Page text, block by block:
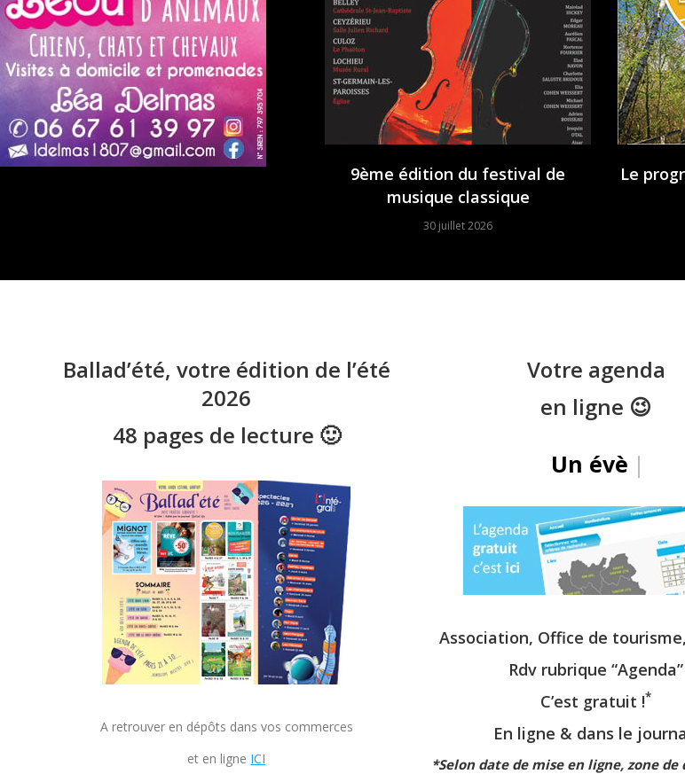
L’été n’est pas fini entre Rhône &
9ème édition du festival de
musique classique
30 juillet 2026
Le
Ballad’été, votre édition de l’été
2026
48 pages de lecture 🙂
A retrouver en dépôts dans vos commerces
et en ligne ICI
Votre agenda
en ligne 😉
Un év|
Association, Office de
Rdv rubrique “Agenda”
C’est gratuit !*
En ligne & dans le
*Selon date de mise en ligne, zone